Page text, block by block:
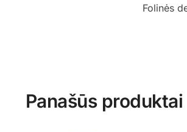
Folinės
Panašūs produktai